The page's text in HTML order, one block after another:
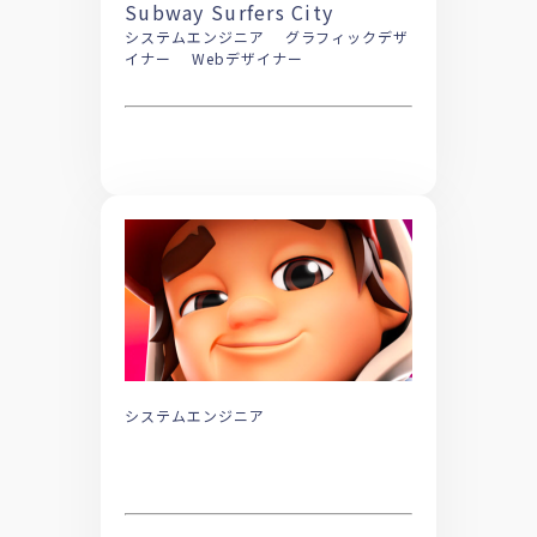
Subway Surfers City
システムエンジニア グラフィックデザ
イナー Webデザイナー
システムエンジニア